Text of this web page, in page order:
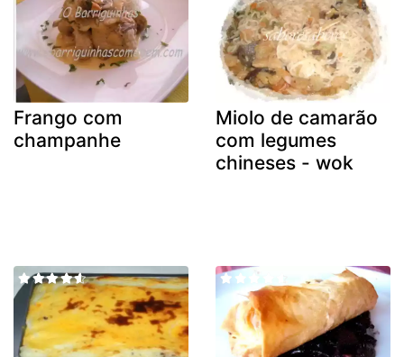
Frango com
champanhe
Miolo de camarão
com legumes
chineses - wok